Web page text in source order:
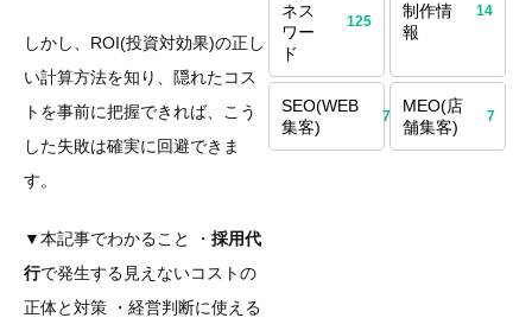
しかし、ROI(投資対効果)の正し
い計算方法を知り、隠れたコス
トを事前に把握できれば、こう
した失敗は確実に回避できま
す。
▼本記事でわかること ・ 採用代
行で発生する見えないコストの
正体と対策 ・経営判断に使える
ネス
ワー
ド
125
制作情
報
14
SEO(WEB
集客)
70
MEO(店
舗集客)
7